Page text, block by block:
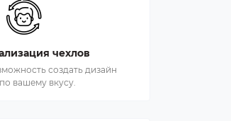
чехлов
создать дизайн
вашему вкусу.